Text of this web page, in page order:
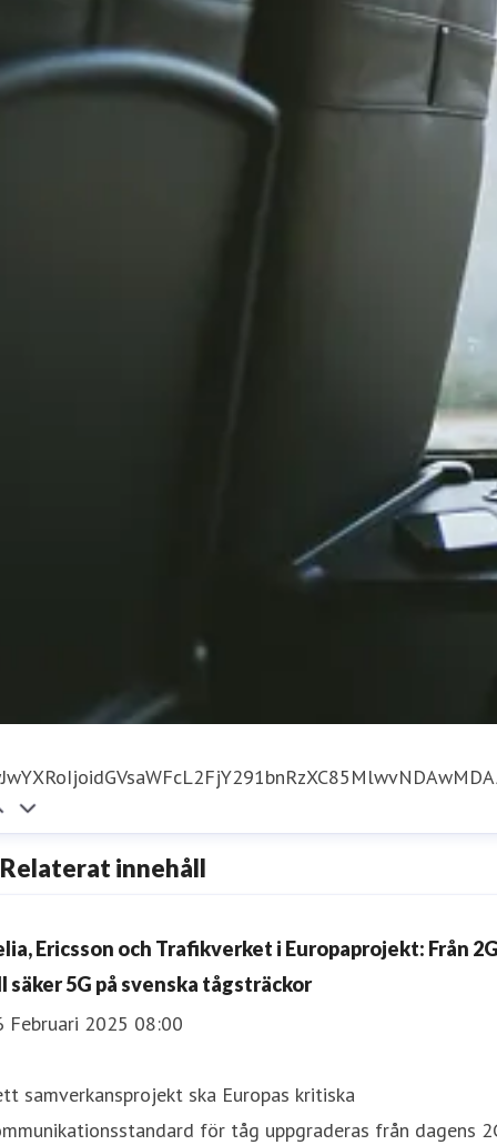
Relaterat innehåll
Ericsson och Trafikverket i Europaprojekt: Från
säker 5G på svenska tågsträckor
Februari 2025 08:00
samverkansprojekt ska Europas kritiska
för tåg uppgraderas från dagens